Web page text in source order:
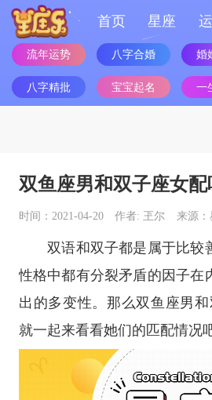
首页 星座
流年运势 八字合婚 婚
八字精批 宝宝起名 一
双鱼座男和双子座女配
时间：2021-04-20 作者: 玊尔 来源
双语和双子都是属于比较
性格中都有分裂矛盾的因子在
出的多变性。那么双鱼座男和
就一起来看看她们的匹配情况吧